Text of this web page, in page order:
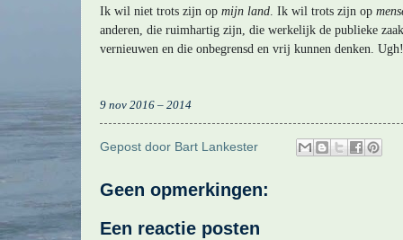
Ik wil niet trots zijn op mijn land . Ik wil trots zijn op
anderen, die ruimhartig zijn, die werkelijk de publieke
vernieuwen en die onbegrensd en vrij kunnen denken. Ugh!
9 nov 2016 – 2014
Gepost door Bart Lankester
Geen opmerkingen:
Een reactie posten